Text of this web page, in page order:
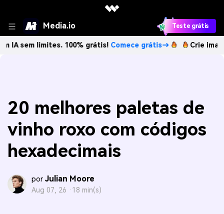
Media.io Teste grátis
limites. 100% grátis!Comece grátis→ Crie imagens com
20 melhores paletas de
vinho roxo com códigos
hexadecimais
por Julian Moore
Aug 07, 26 · 18 min(s)